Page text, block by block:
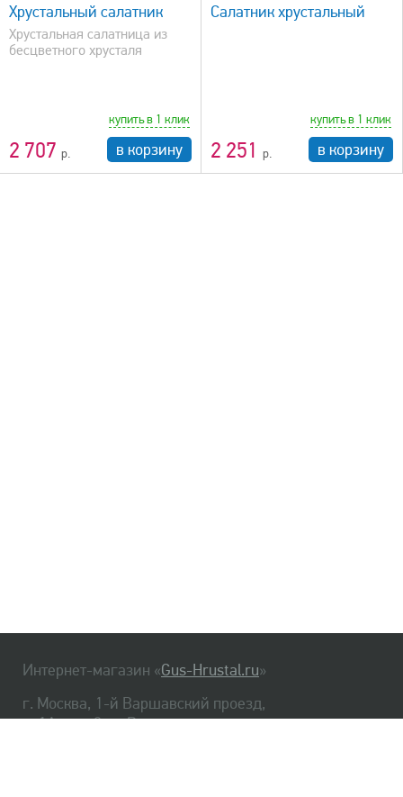
Хрустальный салатник
Хрустальная салатница из
бесцветного хрусталя
2 707
купить в 1 клик
в корзину
Салатник хрустальный
2 251
купить в 1 клик
в корзину
Интернет-магазин «Gus-Hrustal.ru»
г. Москва, 1-й Варшавский проезд,
д. 1А, стр. 3, м. Варшавская